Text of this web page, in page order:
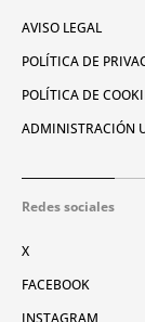
AVISO LEGAL
POLÍTICA DE
POLÍTICA DE
ADMINISTRACIÓN
Redes sociales
X
FACEBOOK
INSTAGRAM